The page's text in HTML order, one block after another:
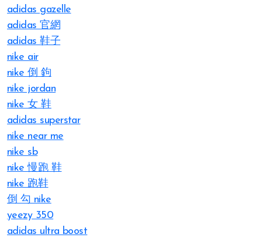
adidas gazelle
adidas 官網
adidas 鞋子
nike air
nike 倒 鉤
nike jordan
nike 女 鞋
adidas superstar
nike near me
nike sb
nike 慢跑 鞋
nike 跑鞋
倒 勾 nike
yeezy 350
adidas ultra boost